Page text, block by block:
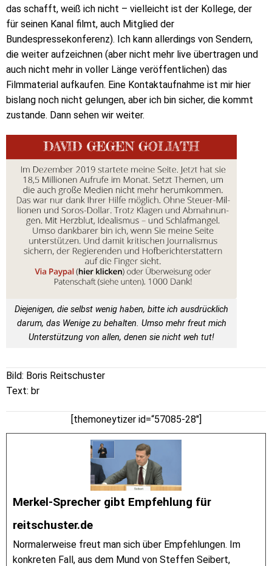
das schafft, weiß ich nicht – vielleicht ist der Kollege, der
für seinen Kanal filmt, auch Mitglied der
Bundespressekonferenz). Ich kann allerdings von Sendern,
die weiter aufzeichnen (aber nicht mehr live übertragen und
auch nicht mehr in voller Länge veröffentlichen) das
Filmmaterial aufkaufen. Eine Kontaktaufnahme ist mir hier
bislang noch nicht gelungen, aber ich bin sicher, die kommt
zustande. Dann sehen wir weiter.
Diejenigen, die selbst wenig haben, bitte ich ausdrücklich
darum, das Wenige zu behalten. Umso mehr freut mich
Unterstützung von allen, denen sie nicht weh tut!
Bild: Boris Reitschuster
Text: br
[themoneytizer id=“57085-28″]
Merkel-Sprecher gibt Empfehlung für
reitschuster.de
Normalerweise freut man sich über Empfehlungen. Im
konkreten Fall, aus dem Mund von Steffen Seibert,